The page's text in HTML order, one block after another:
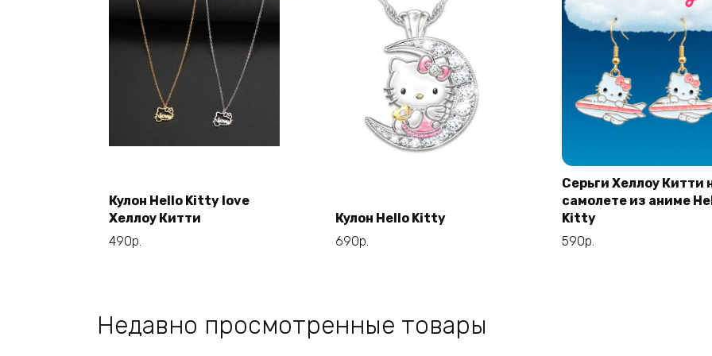
параметры
товар
имеет
на
Кулон Hello Kitty love
Хеллоу Китти
490р.
Кулон Hello Kitty
690р.
Серьги Хеллоу Китти
самолете из аниме
Kitty
590р.
Недавно просмотренные товары